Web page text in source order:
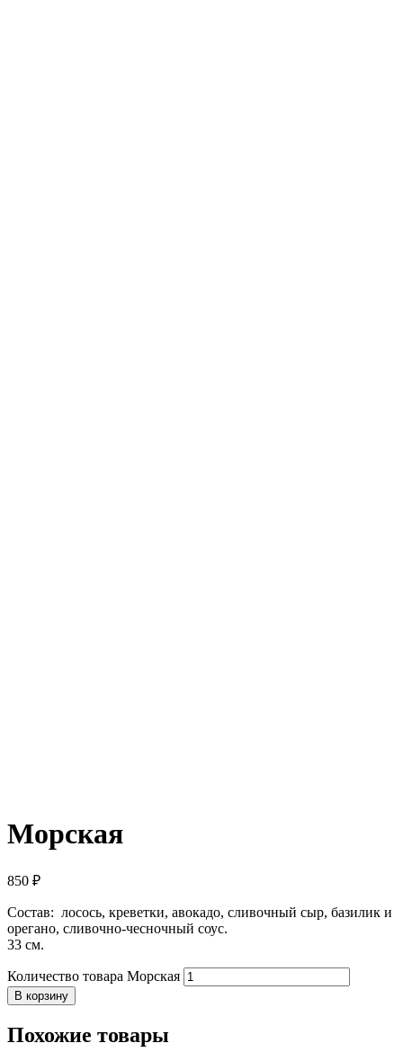
Морская
850 ₽
Состав: лосось, креветки, авокадо, сливочный сыр, базилик и
орегано, сливочно-чесночный соус.
33 см.
Количество товара Морская
В корзину
Похожие товары